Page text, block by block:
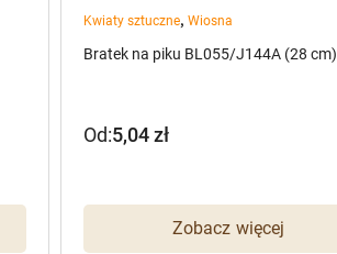
Kwiaty sztuczne, Wiosna
Bratek na piku BL055/J144A (28 cm)
Zobacz więcej
Od:5,04zł